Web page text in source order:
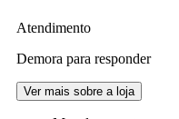
Atendimento
Demora para responder
Ver mais sobre a loja